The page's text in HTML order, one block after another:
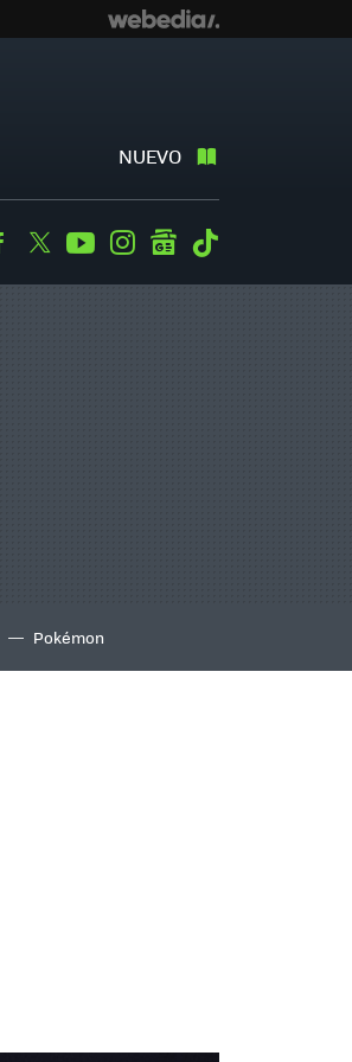
NUEVO
Facebook
TwitterYoutubeInstagramgooglenews
Pokémon